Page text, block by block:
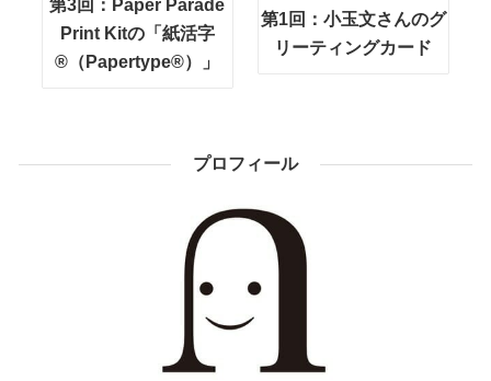
第3回：Paper Parade
Print Kitの「紙活字
®（Papertype®）」
第1回：小玉文さんのグ
リーティングカード
プロフィール